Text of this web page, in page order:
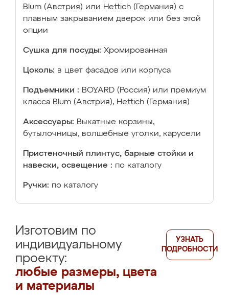
Blum (Австрия) или Hettich (Германия) с
плавным закрыванием дверок или без этой
опции
Сушка для посуды: Хромированная
Цоколь: в цвет фасадов или корпуса
Подъемники : BOYARD (Россия) или премиум
класса Blum (Австрия), Hettich (Германия)
Аксессуары: Выкатные корзины,
бутылочницы, волшебные уголки, карусели
Пристеночный плинтус, барные стойки и
навески, освещение : по каталогу
Ручки: по каталогу
Изготовим по
индивидуальному
проекту:
любые размеры, цвета
и материалы
УЗНАТЬ
ПОДРОБНОСТИ